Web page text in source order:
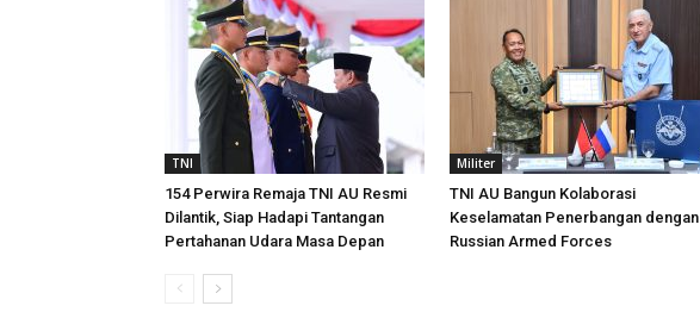
TNI
154 Perwira Remaja TNI AU Resmi
Dilantik, Siap Hadapi Tantangan
Pertahanan Udara Masa Depan
Militer
TNI AU Bangun Kolaborasi
Keselamatan Penerbangan dengan
Russian Armed Forces